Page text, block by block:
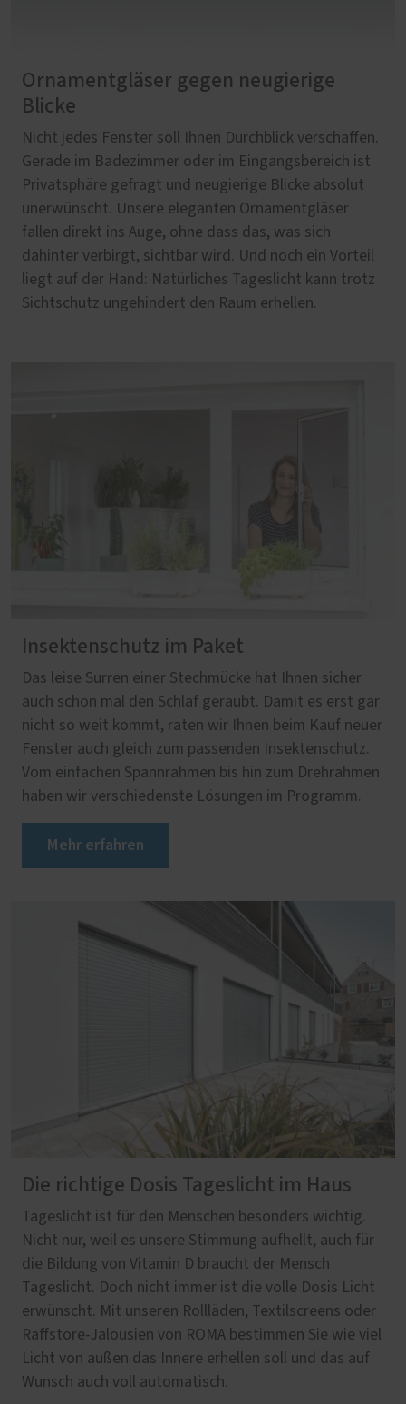
Ornamentgläser gegen neugierige
Blicke
Nicht jedes Fenster soll Ihnen Durchblick verschaffen.
Gerade im Badezimmer oder im Eingangsbereich ist
Privatsphäre gefragt und neugierige Blicke absolut
unerwünscht. Unsere eleganten Ornamentgläser
fallen direkt ins Auge, ohne dass das, was sich
dahinter verbirgt, sichtbar wird. Und noch ein Vorteil
liegt auf der Hand: Natürliches Tageslicht kann trotz
Sichtschutz ungehindert den Raum erhellen.
Insektenschutz im Paket
Das leise Surren einer Stechmücke hat Ihnen sicher
auch schon mal den Schlaf geraubt. Damit es erst gar
nicht so weit kommt, raten wir Ihnen beim Kauf neuer
Fenster auch gleich zum passenden Insektenschutz.
Vom einfachen Spannrahmen bis hin zum Drehrahmen
haben wir verschiedenste Lösungen im Programm.
Mehr erfahren
Die richtige Dosis Tageslicht im Haus
Tageslicht ist für den Menschen besonders wichtig.
Nicht nur, weil es unsere Stimmung aufhellt, auch für
die Bildung von Vitamin D braucht der Mensch
Tageslicht. Doch nicht immer ist die volle Dosis Licht
erwünscht. Mit unseren Rollläden, Textilscreens oder
Raffstore-Jalousien von ROMA bestimmen Sie wie viel
Licht von außen das Innere erhellen soll und das auf
Wunsch auch voll automatisch.